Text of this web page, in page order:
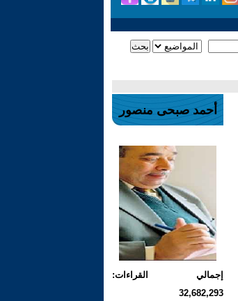
أحمد صبحى منصور
إجمالي القراءات:
32,682,293